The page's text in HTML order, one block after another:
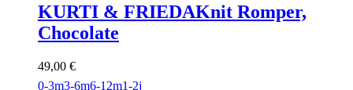
KURTI & FRIEDAKnit Romper,
Chocolate
49,00 €
0-3m3-6m6-12m1-2j